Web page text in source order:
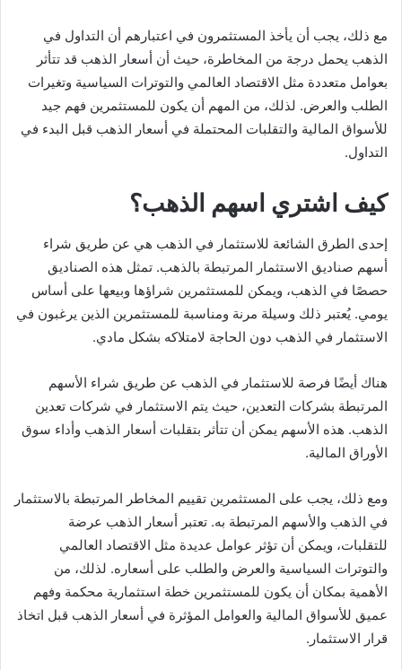
مع ذلك، يجب أن يأخذ المستثمرون في اعتبارهم أن التداول في
الذهب يحمل درجة من المخاطرة، حيث أن أسعار الذهب قد تتأثر
بعوامل متعددة مثل الاقتصاد العالمي والتوترات السياسية وتغيرات
الطلب والعرض. لذلك، من المهم أن يكون للمستثمرين فهم جيد
للأسواق المالية والتقلبات المحتملة في أسعار الذهب قبل البدء في
التداول.
كيف اشتري اسهم الذهب؟
إحدى الطرق الشائعة للاستثمار في الذهب هي عن طريق شراء
أسهم صناديق الاستثمار المرتبطة بالذهب. تمثل هذه الصناديق
حصصًا في الذهب، ويمكن للمستثمرين شراؤها وبيعها على أساس
يومي. يُعتبر ذلك وسيلة مرنة ومناسبة للمستثمرين الذين يرغبون في
الاستثمار في الذهب دون الحاجة لامتلاكه بشكل مادي.
هناك أيضًا فرصة للاستثمار في الذهب عن طريق شراء الأسهم
المرتبطة بشركات التعدين، حيث يتم الاستثمار في شركات تعدين
الذهب. هذه الأسهم يمكن أن تتأثر بتقلبات أسعار الذهب وأداء سوق
الأوراق المالية.
ومع ذلك، يجب على المستثمرين تقييم المخاطر المرتبطة بالاستثمار
في الذهب والأسهم المرتبطة به. تعتبر أسعار الذهب عرضة
للتقلبات، ويمكن أن تؤثر عوامل عديدة مثل الاقتصاد العالمي
والتوترات السياسية والعرض والطلب على أسعاره. لذلك، من
الأهمية بمكان أن يكون للمستثمرين خطة استثمارية محكمة وفهم
عميق للأسواق المالية والعوامل المؤثرة في أسعار الذهب قبل اتخاذ
قرار الاستثمار.